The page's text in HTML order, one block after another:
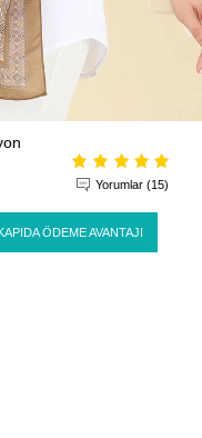
Yorumlar (15)
ÖDEME AVANTAJI